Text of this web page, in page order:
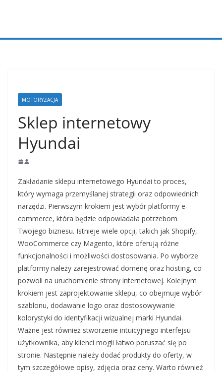
MOTORYZACJA
Sklep internetowy
Hyundai
Zakładanie sklepu internetowego Hyundai to proces,
który wymaga przemyślanej strategii oraz odpowiednich
narzędzi. Pierwszym krokiem jest wybór platformy e-
commerce, która będzie odpowiadała potrzebom
Twojego biznesu. Istnieje wiele opcji, takich jak Shopify,
WooCommerce czy Magento, które oferują różne
funkcjonalności i możliwości dostosowania. Po wyborze
platformy należy zarejestrować domenę oraz hosting, co
pozwoli na uruchomienie strony internetowej. Kolejnym
krokiem jest zaprojektowanie sklepu, co obejmuje wybór
szablonu, dodawanie logo oraz dostosowywanie
kolorystyki do identyfikacji wizualnej marki Hyundai.
Ważne jest również stworzenie intuicyjnego interfejsu
użytkownika, aby klienci mogli łatwo poruszać się po
stronie. Następnie należy dodać produkty do oferty, w
tym szczegółowe opisy, zdjęcia oraz ceny. Warto również